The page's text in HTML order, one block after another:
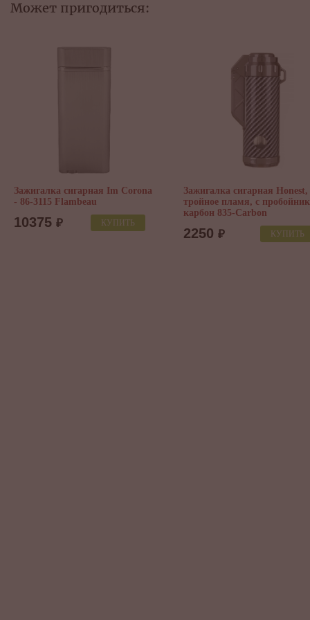
Может пригодиться:
Зажигалка сигарная Im Corona
- 86-3115 Flambeau
10375 ₽ КУПИТЬ
Зажигалка сигарная Honest,
тройное пламя, с
карбон 835-Carbon
2250 ₽ КУПИТЬ